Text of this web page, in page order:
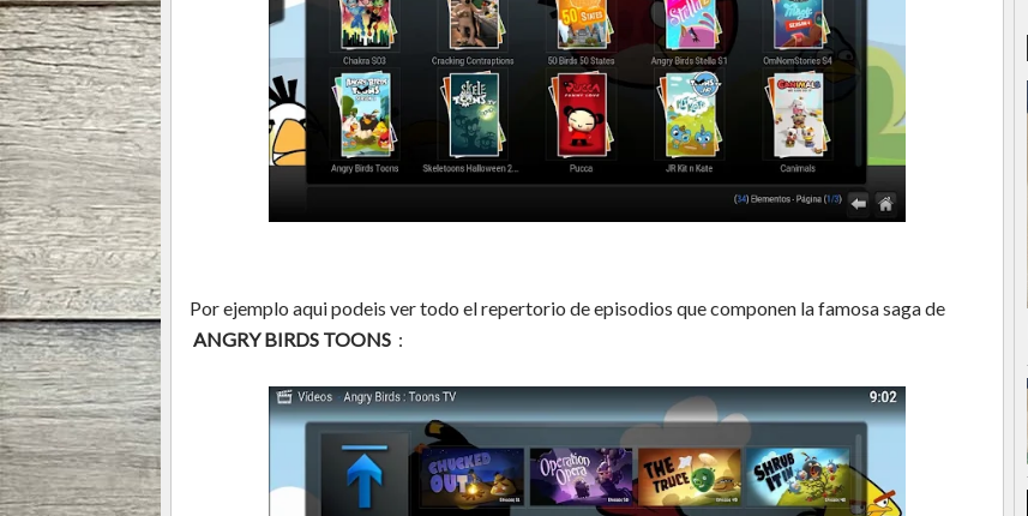
Por ejemplo aqui podeis ver todo el repertorio de episodios que componen la famosa saga de
ANGRY BIRDS TOONS :